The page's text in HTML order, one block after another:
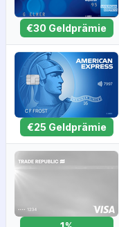
€30 Geldprämie
€25 Geldprämie